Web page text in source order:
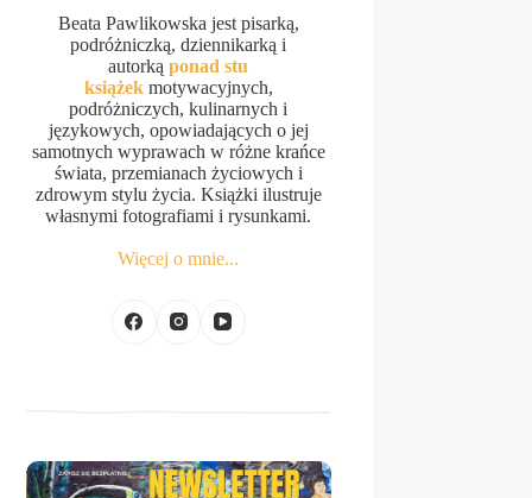
Beata Pawlikowska jest pisarką,
podróżniczką, dziennikarką i
autorkąponad stu
książekmotywacyjnych,
podróżniczych, kulinarnych i
językowych, opowiadających o jej
samotnych wyprawach w różne krańce
świata, przemianach życiowych i
zdrowym stylu życia. Książki ilustruje
własnymi fotografiami i rysunkami.
Więcej o mnie...